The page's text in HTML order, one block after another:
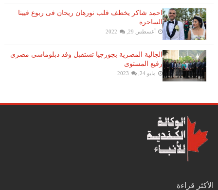
احمد شاكر يخطف قلب نورهان ريحان فى ربوع فيينا
الساحرة
أغسطس 29, 2022
الجالية المصرية بجورجيا تستقبل وفد دبلوماسى مصرى
رفيع المستوى
مايو 24, 2023
الأكثر قراءة